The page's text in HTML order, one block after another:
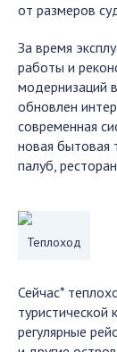
от размеров
За время
работы и
модернизаций
обновлен
современная
новая бытовая
палуб,
Теплоход
Сейчас*
регулярные